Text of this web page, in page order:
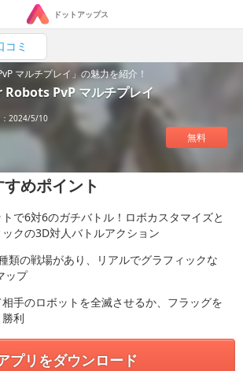
ドットアップス
コミ
マルチプレイ」の魅力を紹介！
Robots PvP マルチプレイ
：2024/5/10
無料
めポイント
で6対6のガチバトル！ロボカスタマイズと
クの3D対人バトルアクション
類の戦場があり、リアルでグラフィックな
ップ
手のロボットを全滅させるか、フラッグを
利
プリをダウンロード